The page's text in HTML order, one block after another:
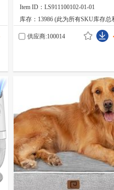
软底
Item ID：LS911100102-01-01
库存：13986 (此为所有SKU库存总
供应商:100014